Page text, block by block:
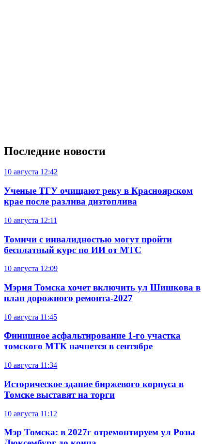
Последние новости
10 августа 12:42
Ученые ТГУ очищают реку в Красноярском
крае после разлива дизтоплива
10 августа 12:11
Томичи с инвалидностью могут пройти
бесплатный курс по ИИ от МТС
10 августа 12:09
Мэрия Томска хочет включить ул Шишкова в
план дорожного ремонта-2027
10 августа 11:45
Финишное асфальтирование 1-го участка
томского МТК начнется в сентябре
10 августа 11:34
Историческое здание биржевого корпуса в
Томске выставят на торги
10 августа 11:12
Мэр Томска: в 2027г отремонтируем ул Розы